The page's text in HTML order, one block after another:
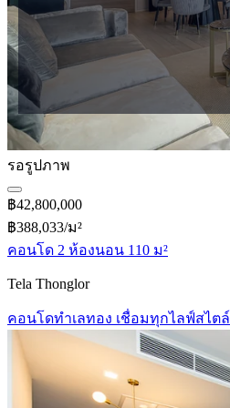
รอรูปภาพ
฿42,800,000
฿388,033/ม²
คอนโด 2 ห้องนอน 110 ม²
Tela Thonglor
คอนโดทำเลทอง เชื่อมทุกไลฟ์สไตล์